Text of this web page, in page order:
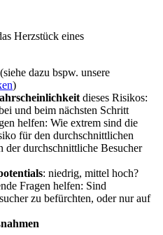
Herzstück eines
(siehe dazu bspw. unsere
)
dieses Risikos:
und beim nächsten Schritt
helfen: Wie extrem sind die
für den durchschnittlichen
der durchschnittliche Besucher
: niedrig, mittel hoch?
Fragen helfen: Sind
zu befürchten, oder nur auf